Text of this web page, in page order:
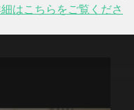
はこちらをご覧くださ